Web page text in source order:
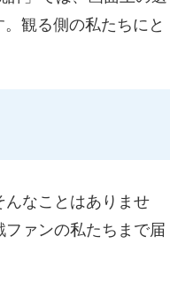
観る側の私たちにと
なことはありませ
ァンの私たちまで届